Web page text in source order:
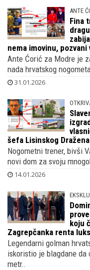
ANTE
Fina
nema imovinu,
Ante Ćorić za Modre je
nada hrvatskog
31.01.2026
šefa Lisinskog
Nogometni trener, bivši
novi dom za svoju
14.01.2026
koju
Zagrepčanka renta
Legendarni golman
iskoristio je blagdane da
metr..